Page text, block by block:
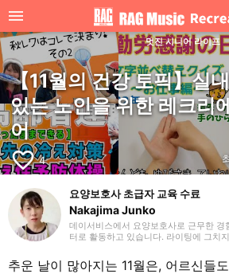
멋진 시니어 라이프
【11월의 건강 토픽】실
있는 노인을 위한 레크리
어
favorite_border 4
요양보호사 초급자 교육 수료
Nakajima Junko
데이서비스에서 요양보호사로 근무한 경
터로 활동하고 있습니다. 라이팅에 그치
작한 세 자녀를 둔 엄마입니다.
추운 날이 많아지는 11월은, 어르신들